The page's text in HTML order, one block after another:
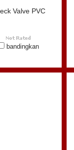
Valve PVC
bandingkan